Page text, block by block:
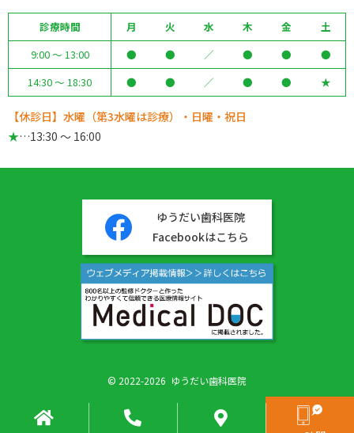
診療時間 月 火 水 木 金
土
9:00 ～ 13:00
● ● ／ ● ●
●
14:30 ～ 18:30
● ● ／ ● ● ★
【休診日】水曜（第3水曜は診療）・日曜・祝日
★…13:30 ～ 16:00
ゆうだい歯科医院
Facebookはこちら
© 2022-2026 ゆうだい歯科医院